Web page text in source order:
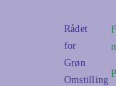
Rådet
for
Grøn
Omstilling